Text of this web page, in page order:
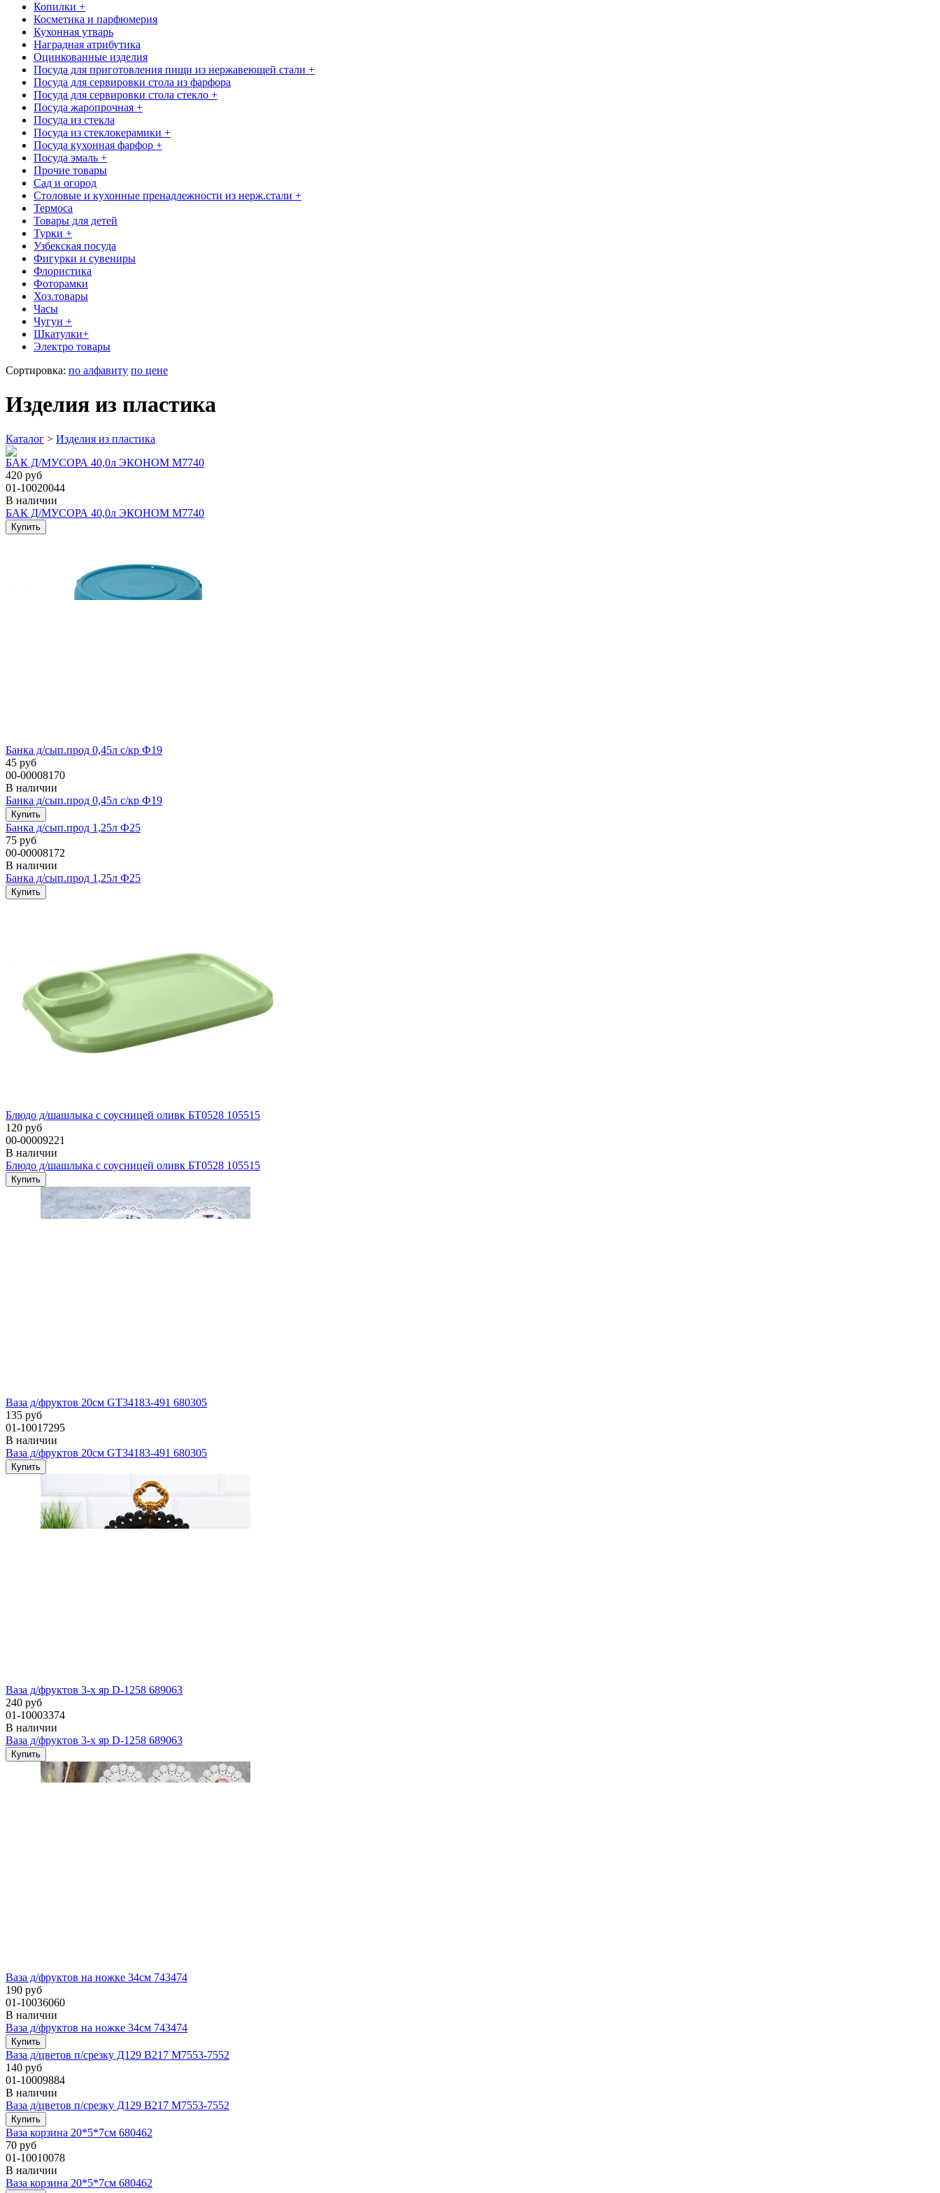
Копилки +
Косметика и парфюмерия
Кухонная утварь
Наградная атрибутика
Оцинкованные изделия
Посуда для приготовления пищи из нержавеющей стали +
Посуда для сервировки стола из фарфора
Посуда для сервировки стола стекло +
Посуда жаропрочная +
Посуда из стекла
Посуда из стеклокерамики +
Посуда кухонная фарфор +
Посуда эмаль +
Прочие товары
Сад и огород
Столовые и кухонные пренадлежности из нерж.стали +
Термоса
Товары для детей
Турки +
Узбекская посуда
Фигурки и сувениры
Флористика
Фоторамки
Хоз.товары
Часы
Чугун +
Шкатулки+
Электро товары
Сортировка: по алфавиту по цене
Изделия из пластика
Каталог > Изделия из пластика
БАК Д/МУСОРА 40,0л ЭКОНОМ М7740
420 руб
01-10020044
В наличии
БАК Д/МУСОРА 40,0л ЭКОНОМ М7740
Банка д/сып.прод 0,45л с/кр Ф19
45 руб
00-00008170
В наличии
Банка д/сып.прод 0,45л с/кр Ф19
Банка д/сып.прод 1,25л Ф25
75 руб
00-00008172
В наличии
Банка д/сып.прод 1,25л Ф25
Блюдо д/шашлыка с соусницей оливк БТ0528 105515
120 руб
00-00009221
В наличии
Блюдо д/шашлыка с соусницей оливк БТ0528 105515
Ваза д/фруктов 20см GT34183-491 680305
135 руб
01-10017295
В наличии
Ваза д/фруктов 20см GT34183-491 680305
Ваза д/фруктов 3-х яр D-1258 689063
240 руб
01-10003374
В наличии
Ваза д/фруктов 3-х яр D-1258 689063
Ваза д/фруктов на ножке 34см 743474
190 руб
01-10036060
В наличии
Ваза д/фруктов на ножке 34см 743474
Ваза д/цветов п/срезку Д129 В217 М7553-7552
140 руб
01-10009884
В наличии
Ваза д/цветов п/срезку Д129 В217 М7553-7552
Ваза корзина 20*5*7см 680462
70 руб
01-10010078
В наличии
Ваза корзина 20*5*7см 680462